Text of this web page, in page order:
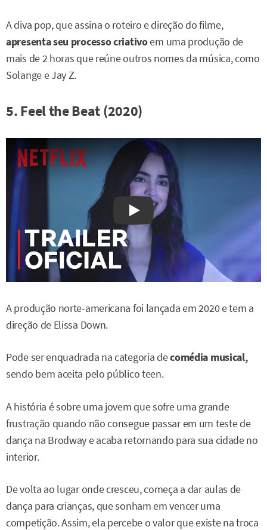
A diva pop, que assina o roteiro e direção do filme,
apresenta seu processo criativoem uma produção de
mais de 2 horas que reúne outros nomes da música, como
Solange e Jay Z.
5. Feel the Beat (2020)
Watch on YouTube
A produção norte-americana foi lançada em 2020 e tem a
direção de Elissa Down.
Pode ser enquadrada na categoria decomédia musical,
sendo bem aceita pelo público teen.
A história é sobre uma jovem que sofre uma grande
frustração quando não consegue passar em um teste de
dança na Brodway e acaba retornando para sua cidade no
interior.
De volta ao lugar onde cresceu, começa a dar aulas de
dança para crianças, que sonham em vencer uma
competição. Assim, ela percebe o valor que existe na troca